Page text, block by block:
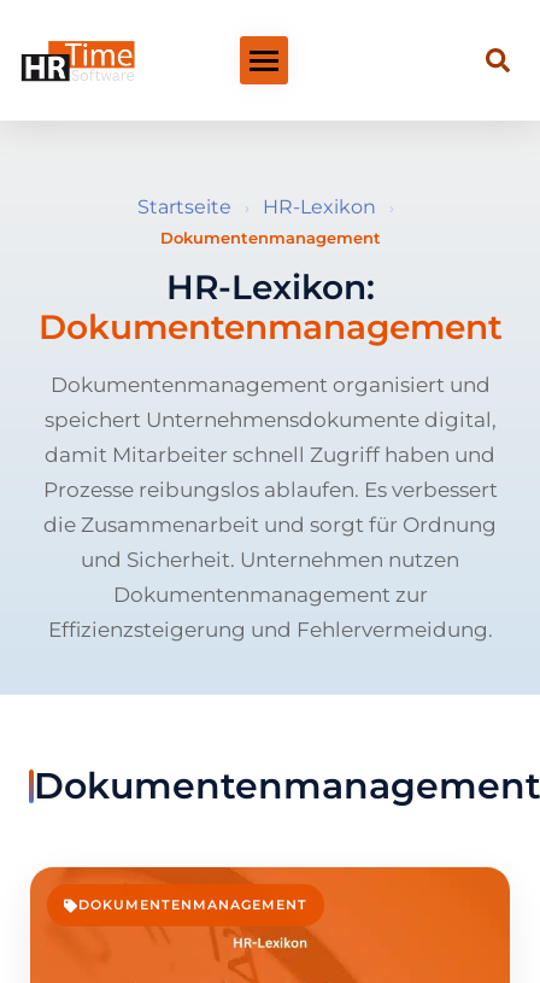
Startseite › HR-Lexikon
›
Dokumentenmanagement
HR-Lexikon:
Dokumentenmanagement
Dokumentenmanagement organisiert und
speichert Unternehmensdokumente digital,
damit Mitarbeiter schnell Zugriff haben und
Prozesse reibungslos ablaufen. Es verbessert
die Zusammenarbeit und sorgt für Ordnung
und Sicherheit. Unternehmen nutzen
Dokumentenmanagement zur
Effizienzsteigerung und Fehlervermeidung.
Dokumentenmanagement
DOKUMENTENMANAGEMENT